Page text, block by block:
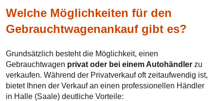
Welche Möglichkeiten für den
Gebrauchtwagenankauf gibt es?
Grundsätzlich besteht die Möglichkeit, einen
Gebrauchtwagen privat oder bei einem Autohändler zu
verkaufen. Während der Privatverkauf oft zeitaufwendig ist,
bietet Ihnen der Verkauf an einen professionellen Händler
in Halle (Saale) deutliche Vorteile: